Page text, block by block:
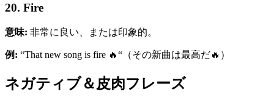
20. Fire
意味: 非常に良い、または印象的。
例: “That new song is fire 🔥“（その新曲は最高だ🔥）
ネガティブ＆皮肉フレーズ